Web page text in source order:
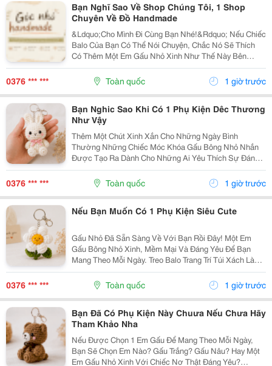
Bạn Nghĩ Sao Về Shop Chúng Tôi, 1 Shop
Chuyên Về Đồ Handmade
&Ldquo;Cho Mình Đi Cùng Bạn Nhé!&Rdquo; Nếu Chiếc
Balo Của Bạn Có Thể Nói Chuyện, Chắc Nó Sẽ Thích
Có Thêm Một Em Gấu Nhỏ Xinh Như Thế Này Bên
Cạnh. Từ Những Buổi Đi Học, Đi Làm, Đi Cà Phê Hay
Những Chuyến Đi Chơi Cuối Tuần, Em Móc Khóa Gấu
Bông...
0376 *** *** Toàn quốc 1 giờ trước
Bạn Nghic Sao Khi Có 1 Phụ Kiện Dêc Thương
Như Vậy
Thêm Một Chút Xinh Xắn Cho Những Ngày Bình
Thường Những Chiếc Móc Khóa Gấu Bông Nhỏ Nhắn
Được Tạo Ra Dành Cho Những Ai Yêu Thích Sự Đáng
Yêu Và Những Món Đồ Có Dấu Ấn Riêng. Từ Chiếc Balo
Đi Học, Túi Xách Đi Chơi Đến Chùm Chìa Khóa Quen
Thuộc,...
0376 *** *** Toàn quốc 1 giờ trước
Nếu Bạn Muốn Có 1 Phụ Kiện Siêu Cute
Gấu Nhỏ Đã Sẵn Sàng Về Với Bạn Rồi Đây! Một Em
Gấu Bông Nhỏ Xinh, Mềm Mại Và Đáng Yêu Để Bạn
Mang Theo Mỗi Ngày. Treo Balo Trang Trí Túi Xách Làm
Móc Khóa Tặng Người Bạn Yêu Quý
Gocnhohandmade.com Không Cần Quá Nhiều Phụ
Kiện, Chỉ Một Em Gấu...
0376 *** *** Toàn quốc 1 giờ trước
Bạn Đã Có Phụ Kiện Này Chuưa Nếu Chưa Hãy
Tham Khảo Nha
Nếu Được Chọn 1 Em Gấu Để Mang Theo Mỗi Ngày,
Bạn Sẽ Chọn Em Nào? Gấu Trắng? Gấu Nâu? Hay Một
Em Gấu Nhỏ Xinh Với Chiếc Nơ Thật Đáng Yêu?